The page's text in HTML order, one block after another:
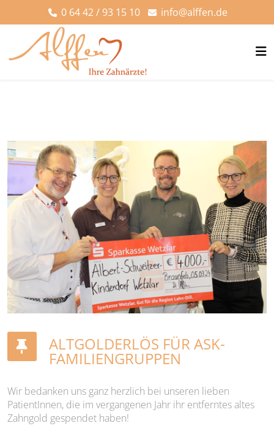
0 64 42 / 93 15 10 info@alffen.de
ALTGOLDERLÖS FÜR ASK-
FAMILIENGRUPPEN
Wir bedanken uns ganz herzlich bei unseren lieben
PatientInnen, die im vergangenen Jahr ihr entferntes altes
Zahngold gespendet haben!